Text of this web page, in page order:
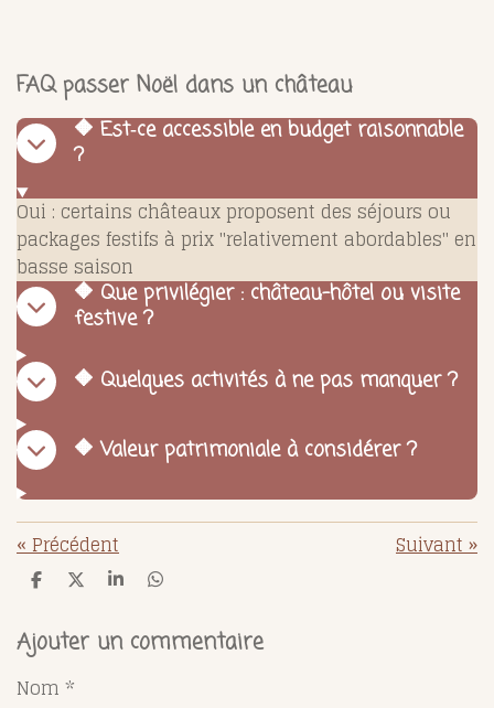
FAQ passer Noël dans un château
🔶 Est‑ce accessible en budget raisonnable
?
Oui : certains châteaux proposent des séjours ou
packages festifs à prix "relativement abordables" en
basse saison
🔶 Que privilégier : château-hôtel ou visite
festive ?
🔶 Quelques activités à ne pas manquer ?
🔶 Valeur patrimoniale à considérer ?
«Précédent Suivant»
P
t
a
e
P
t
a
P
t
a
P
t
a
Ajouter un commentaire
Nom *